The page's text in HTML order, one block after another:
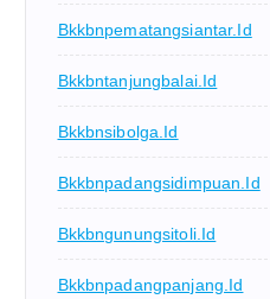
Bkkbnpematangsiantar.id
Bkkbntanjungbalai.id
Bkkbnsibolga.id
Bkkbnpadangsidimpuan.id
Bkkbngunungsitoli.id
Bkkbnpadangpanjang.id